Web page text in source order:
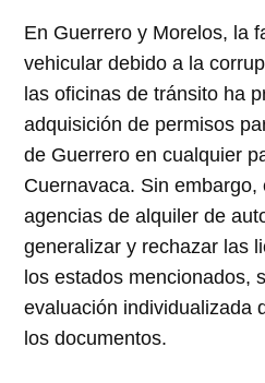
En Guerrero y Morelos, la
vehicular debido a la
las oficinas de tránsito ha
adquisición de permisos
de Guerrero en cualquier
Cuernavaca. Sin embargo,
agencias de alquiler de
generalizar y rechazar las
los estados mencionados,
evaluación individualizada
los documentos.